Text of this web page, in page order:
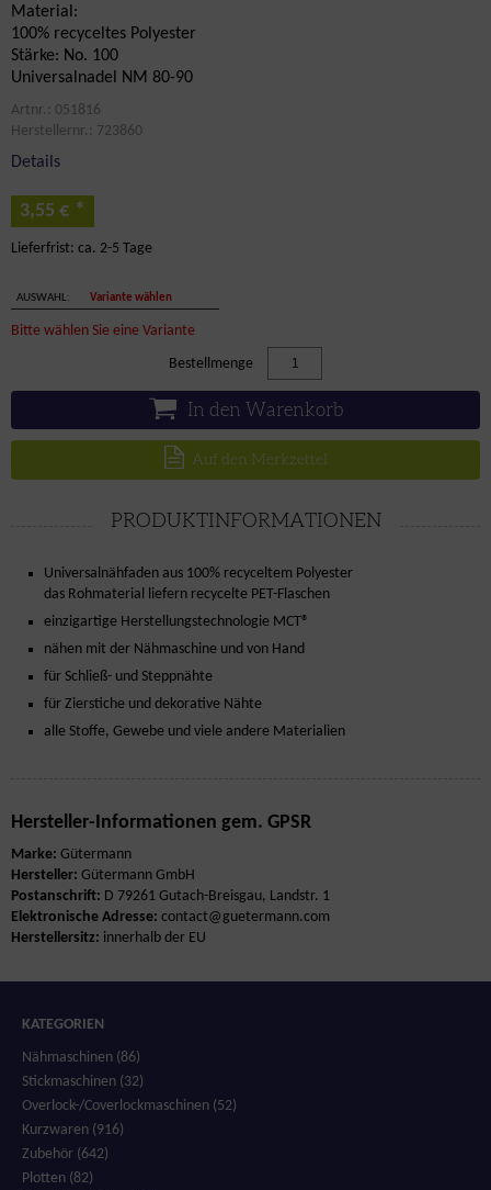
Material:
100% recyceltes Polyester
Stärke: No. 100
Universalnadel NM 80-90
Artnr.: 051816
Herstellernr.: 723860
Details
3,55 € *
Lieferfrist: ca. 2-5 Tage
AUSWAHL: Variante wählen
Bitte wählen Sie eine Variante
Bestellmenge
In den Warenkorb
Auf den Merkzettel
PRODUKTINFORMATIONEN
Universalnähfaden aus 100% recyceltem Polyester
das Rohmaterial liefern recycelte PET-Flaschen
einzigartige Herstellungstechnologie MCT®
nähen mit der Nähmaschine und von Hand
für Schließ- und Steppnähte
für Zierstiche und dekorative Nähte
alle Stoffe, Gewebe und viele andere Materialien
Hersteller-Informationen gem. GPSR
Marke: Gütermann
Hersteller: Gütermann GmbH
Postanschrift: D 79261 Gutach-Breisgau, Landstr. 1
Elektronische Adresse: contact@guetermann.com
Herstellersitz: innerhalb der EU
KATEGORIEN
Nähmaschinen (86)
Stickmaschinen (32)
Overlock-/Coverlockmaschinen (52)
Kurzwaren (916)
Zubehör (642)
Plotten (82)